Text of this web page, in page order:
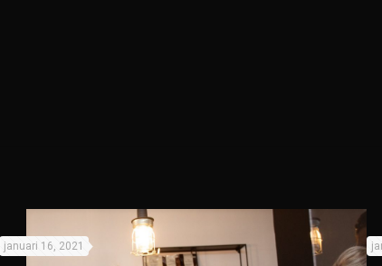
januari 16, 2021